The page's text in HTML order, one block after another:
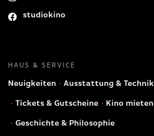
studiokino
HAUS & SERVICE
Neuigkeiten Ausstattung & Technik
Tickets & Gutscheine Kino mieten
Geschichte & Philosophie